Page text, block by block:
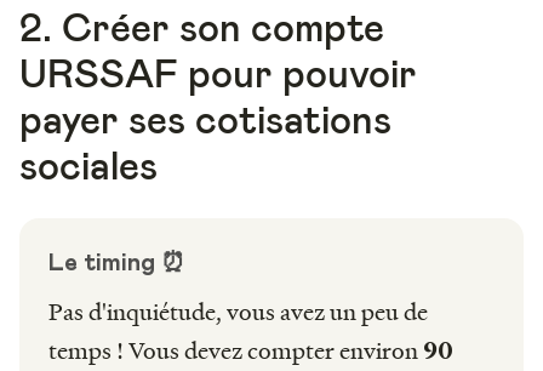
2. Créer son compte
URSSAF pour pouvoir
payer ses cotisations
sociales
Le timing ⏰
Pas d'inquiétude, vous avez un peu de
temps ! Vous devez compter environ 90